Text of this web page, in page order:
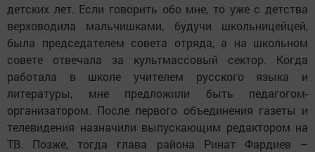
детских лет. Если говорить обо мне, то уже с детства
верховодила мальчишками, будучи школьницейцей,
была председателем совета отряда, а на школьном
совете отвечала за культмассовый сектор. Когда
работала в школе учителем русского языка и
литературы, мне предложили быть педагогом-
организатором. После первого объединения газеты и
телевидения назначили выпускающим редактором на
ТВ. Позже, тогда глава района Ринат Фардиев –